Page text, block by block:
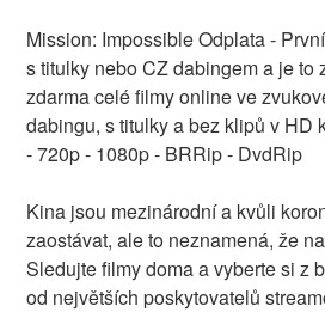
Mission: Impossible Odplata -
s titulky nebo CZ dabingem a je to
zdarma celé filmy online ve
dabingu, s titulky a bez klipů v HD
- 720p - 1080p - BRRip - DvdRip
Kina jsou mezinárodní a kvůli
zaostávat, ale to neznamená, že
Sledujte filmy doma a vyberte si z
od největších poskytovatelů